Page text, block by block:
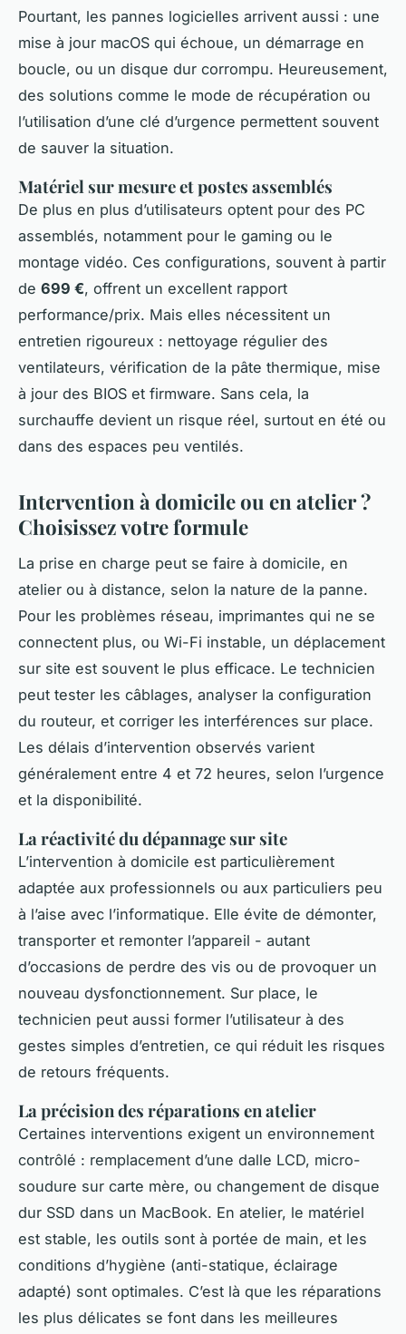
Pourtant, les pannes logicielles arrivent aussi : une
mise à jour macOS qui échoue, un démarrage en
boucle, ou un disque dur corrompu. Heureusement,
des solutions comme le mode de récupération ou
l’utilisation d’une clé d’urgence permettent souvent
de sauver la situation.
Matériel sur mesure et postes assemblés
De plus en plus d’utilisateurs optent pour des PC
assemblés, notamment pour le gaming ou le
montage vidéo. Ces configurations, souvent à partir
de 699 €, offrent un excellent rapport
performance/prix. Mais elles nécessitent un
entretien rigoureux : nettoyage régulier des
ventilateurs, vérification de la pâte thermique, mise
à jour des BIOS et firmware. Sans cela, la
surchauffe devient un risque réel, surtout en été ou
dans des espaces peu ventilés.
Intervention à domicile ou en atelier ?
Choisissez votre formule
La prise en charge peut se faire à domicile, en
atelier ou à distance, selon la nature de la panne.
Pour les problèmes réseau, imprimantes qui ne se
connectent plus, ou Wi-Fi instable, un déplacement
sur site est souvent le plus efficace. Le technicien
peut tester les câblages, analyser la configuration
du routeur, et corriger les interférences sur place.
Les délais d’intervention observés varient
généralement entre 4 et 72 heures, selon l’urgence
et la disponibilité.
La réactivité du dépannage sur site
L’intervention à domicile est particulièrement
adaptée aux professionnels ou aux particuliers peu
à l’aise avec l’informatique. Elle évite de démonter,
transporter et remonter l’appareil - autant
d’occasions de perdre des vis ou de provoquer un
nouveau dysfonctionnement. Sur place, le
technicien peut aussi former l’utilisateur à des
gestes simples d’entretien, ce qui réduit les risques
de retours fréquents.
La précision des réparations en atelier
Certaines interventions exigent un environnement
contrôlé : remplacement d’une dalle LCD, micro-
soudure sur carte mère, ou changement de disque
dur SSD dans un MacBook. En atelier, le matériel
est stable, les outils sont à portée de main, et les
conditions d’hygiène (anti-statique, éclairage
adapté) sont optimales. C’est là que les réparations
les plus délicates se font dans les meilleures